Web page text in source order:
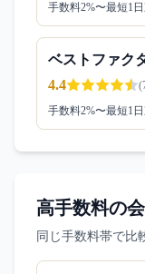
手数料2%〜最短1日
ベストファク
4.4
(
手数料2%〜最短1日
高手数料の
同じ手数料帯で比